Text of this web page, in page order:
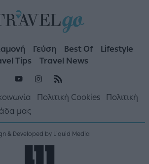
Γεύση Best Of
Lifestyle
Tips
Travel News
Πολιτική Cookies
Πολιτική
μας
& Developed by Liquid Media